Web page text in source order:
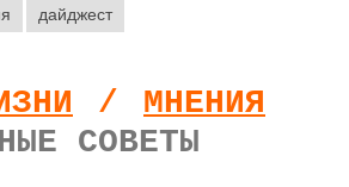
дайджест
/
МНЕНИЯ
СОВЕТЫ